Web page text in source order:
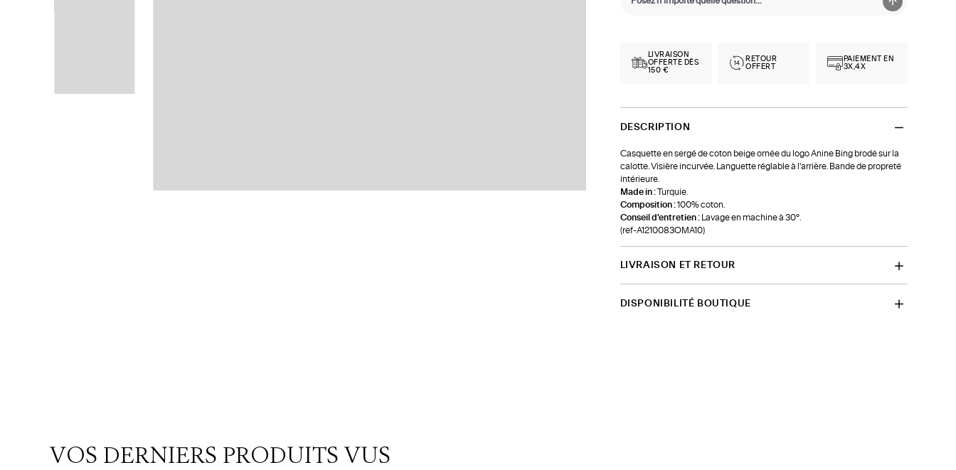
LIVRAISON
OFFERTE DÈS
150 €
RETOUR
OFFERT
PAIEMENT EN
3X,4X
DESCRIPTION
Casquette en sergé de coton beige ornée du logo Anine Bing brodé sur la
calotte. Visière incurvée. Languette réglable à l'arrière. Bande de propreté
intérieure.
Made in :Turquie.
Composition :100% coton.
Conseil d'entretien :
Lavage en machine à 30°.
(ref-A1210083OMA10)
LIVRAISON ET RETOUR
DISPONIBILITÉ BOUTIQUE
VOS DERNIERS PRODUITS VUS